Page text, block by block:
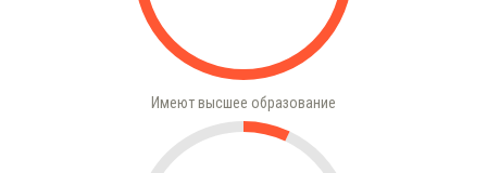
Имеют высшее образование